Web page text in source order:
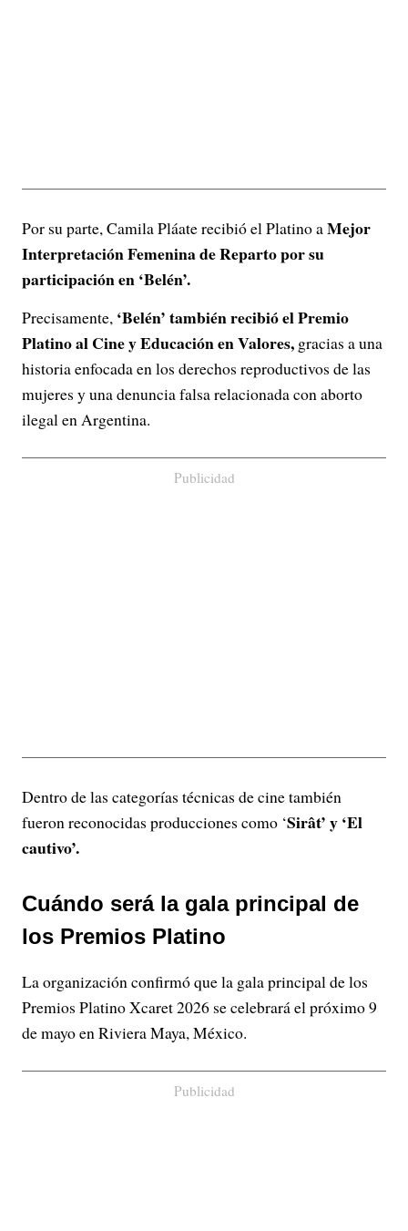
Por su parte, Camila Pláate recibió el Platino aMejor
Interpretación Femenina de Reparto por su
participación en ‘Belén’.
Precisamente, ‘Belén’ también recibió el Premio
Platino al Cine y Educación en Valores, gracias a una
historia enfocada en los derechos reproductivos de las
mujeres y una denuncia falsa relacionada con aborto
ilegal en Argentina.
Publicidad
Dentro de las categorías técnicas de cine también
fueron reconocidas producciones como ‘Sirât’ y ‘El
cautivo’.
Cuándo será la gala principal de
los Premios Platino
La organización confirmó que la gala principal de los
Premios Platino Xcaret 2026 se celebrará el próximo 9
de mayo en Riviera Maya, México.
Publicidad